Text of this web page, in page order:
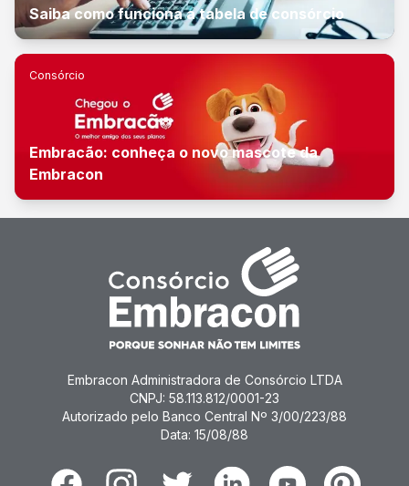
Saiba como funciona a tabela de consórcio
Consórcio
Embracão: conheça o novo mascote da
Embracon
Embracon Administradora de Consórcio LTDA
CNPJ: 58.113.812/0001-23
Autorizado pelo Banco Central Nº 3/00/223/88
Data: 15/08/88
FacebookInstagramTwitter LinkedinYoutubePinterest